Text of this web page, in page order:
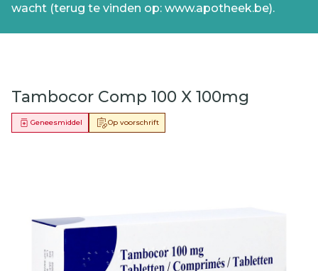
wacht (terug te vinden op: www.apotheek.be).
Tambocor Comp 100 X 100mg
Op voorschrift
Geneesmiddel